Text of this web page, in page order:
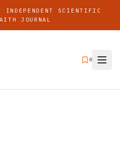
INDEPENDENT SCIENTIFIC
JOURNAL
0